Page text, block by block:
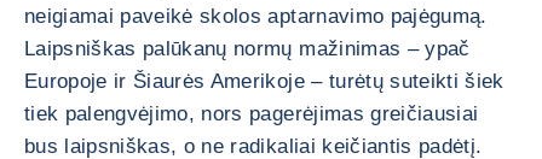
neigiamai paveikė skolos aptarnavimo pajėgumą.
Laipsniškas palūkanų normų mažinimas – ypač
Europoje ir Šiaurės Amerikoje – turėtų suteikti šiek
tiek palengvėjimo, nors pagerėjimas greičiausiai
bus laipsniškas, o ne radikaliai keičiantis padėtį.